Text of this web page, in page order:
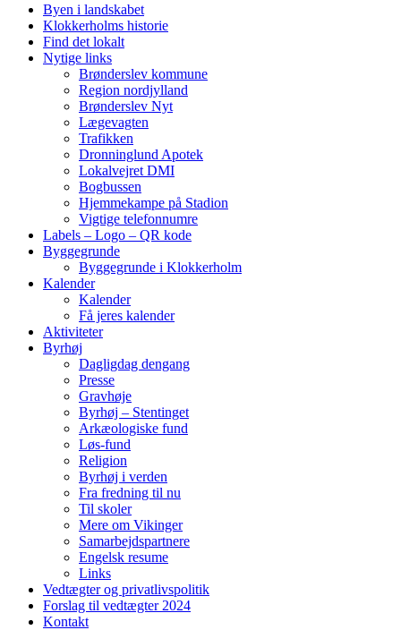
Byen i landskabet
Klokkerholms historie
Find det lokalt
Nytige links
Brønderslev kommune
Region nordjylland
Brønderslev Nyt
Lægevagten
Trafikken
Dronninglund Apotek
Lokalvejret DMI
Bogbussen
Hjemmekampe på Stadion
Vigtige telefonnumre
Labels – Logo – QR kode
Byggegrunde
Byggegrunde i Klokkerholm
Kalender
Kalender
Få jeres kalender
Aktiviteter
Byrhøj
Dagligdag dengang
Presse
Gravhøje
Byrhøj – Stentinget
Arkæologiske fund
Løs-fund
Religion
Byrhøj i verden
Fra fredning til nu
Til skoler
Mere om Vikinger
Samarbejdspartnere
Engelsk resume
Links
Vedtægter og privatlivspolitik
Forslag til vedtægter 2024
Kontakt